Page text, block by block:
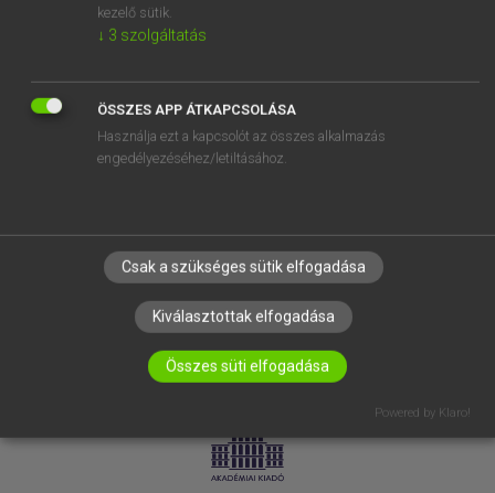
RÓLUNK
ELÉRHETŐSÉG
SÜTI BEÁLLÍTÁSOK
LICENCSZERZŐDÉS ADATVÉDELEM
kezelő sütik.
↓ 3 szolgáltatás
ÖSSZES APP ÁTKAPCSOLÁSA
Használja ezt a kapcsolót az összes alkalmazás
engedélyezéséhez/letiltásához.
Csak a szükséges sütik elfogadása
Kiválasztottak elfogadása
Összes süti elfogadása
Powered by Klaro!